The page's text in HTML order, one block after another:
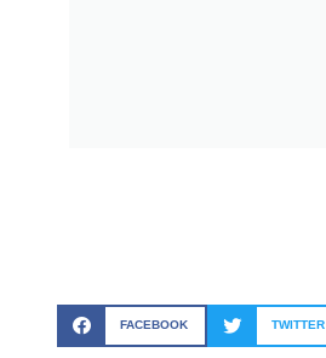
FACEBOOK TWITTER